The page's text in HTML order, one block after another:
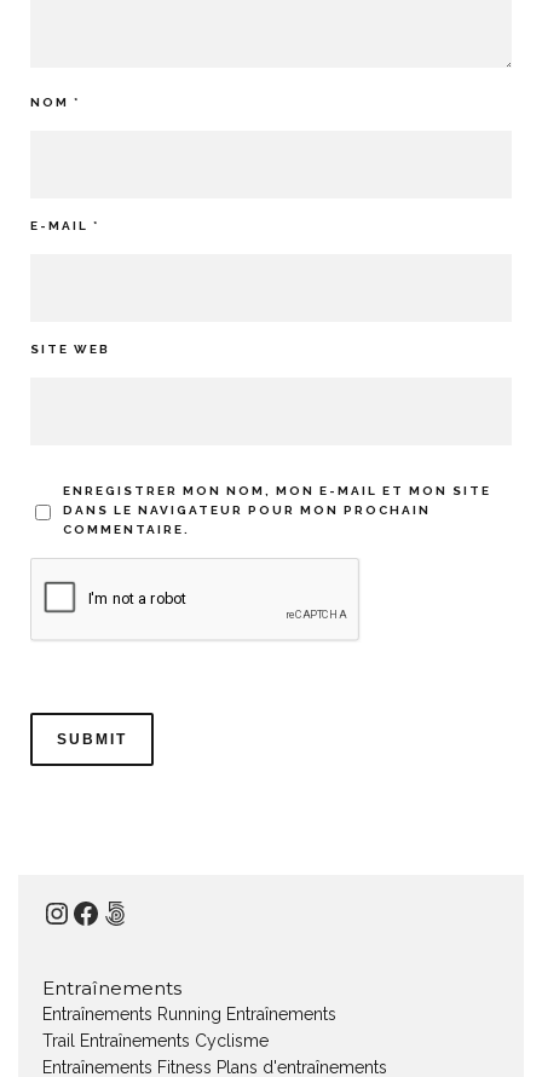
NOM *
E-MAIL *
SITE WEB
ENREGISTRER MON NOM, MON E-MAIL ET MON SITE
DANS LE NAVIGATEUR POUR MON PROCHAIN
COMMENTAIRE.
Instagram
Facebook
500px
Entraînements
Entraînements Running Entraînements
Trail
Entraînements Cyclisme
Entraînements Fitness Plans d'entraînements